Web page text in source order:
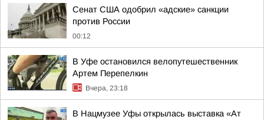
Сенат США одобрил «адские» санкции
против России
00:12
В Уфе остановился велопутешественник
Артем Перепелкин
Вчера, 23:18
В Нацмузее Уфы открылась выставка «Ат